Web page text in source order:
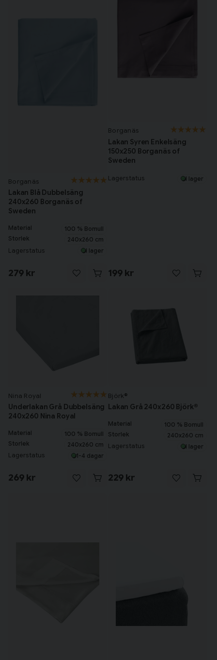
Borganäs
Lakan Blå Dubbelsäng
240x260 Borganäs of
Sweden
Material
100 % Bomull
Storlek
240x260 cm
Lagerstatus I lager
279 kr
Borganäs
Lakan Syren Enkelsäng
150x250 Borganäs of
Sweden
Lagerstatus I lager
199 kr
Nina Royal
Underlakan Grå Dubbelsäng
240x260 Nina Royal
Material
100 % Bomull
Storlek
240x260 cm
Lagerstatus 1-4 dagar
269 kr
Björk®
Lakan Grå 240x260 Björk®
Material
100 % Bomull
Storlek
240x260 cm
Lagerstatus I lager
229 kr